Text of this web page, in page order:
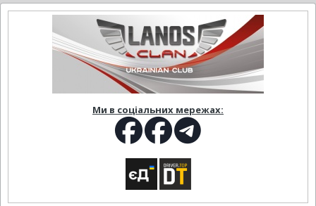
Ми в соціальних мережах: